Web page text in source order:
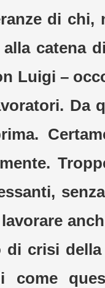
di chi,
catena
Luigi –
Da
di crisi
come